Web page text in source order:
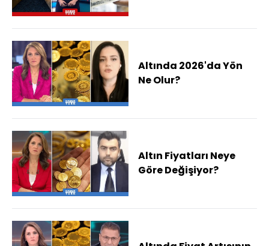
Altında 2026'da Yön
Ne Olur?
Altın Fiyatları Neye
Göre Değişiyor?